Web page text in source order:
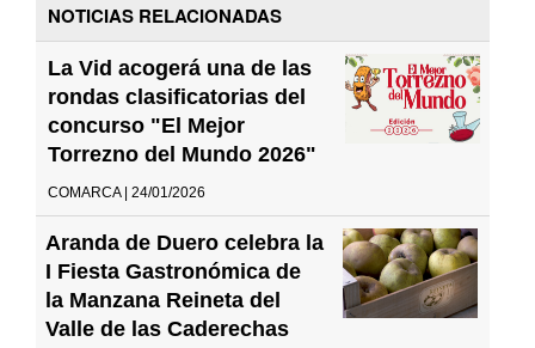
NOTICIAS RELACIONADAS
La Vid acogerá una de las
rondas clasificatorias del
concurso "El Mejor
Torrezno del Mundo 2026"
COMARCA | 24/01/2026
Aranda de Duero celebra la
I Fiesta Gastronómica de
la Manzana Reineta del
Valle de las Caderechas